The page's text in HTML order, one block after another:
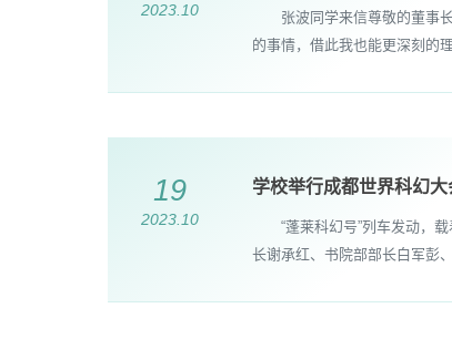
2023.10
张波同学来信尊敬的董事长
的事情，借此我也能更深刻的
19
2023.10
学校举行成都世界科幻
“蓬莱科幻号”列车发动，载
长谢承红、书院部部长白军彭